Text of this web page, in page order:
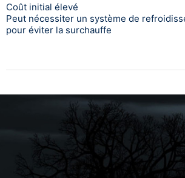
Coût initial élevé
Peut nécessiter un système de
pour éviter la surchauffe